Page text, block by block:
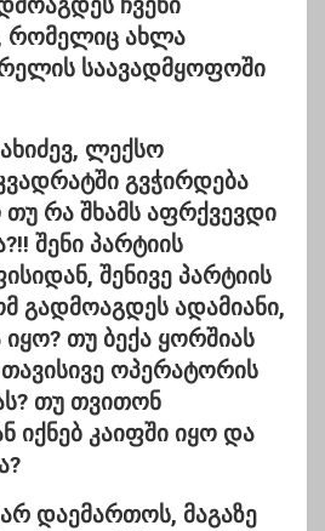
ჩვენი
რომელიც ახლა
საავადმყოფოში
ლექსო
გვჭირდება
რა შხამს აფრქვევდი
შენი პარტიის
შენივე პარტიის
გადმოაგდეს ადამიანი,
იყო? თუ ბექა ყორშიას
ოპერატორის
თუ თვითონ
იქნებ კაიფში იყო და
არ დაემართოს, მაგაზე